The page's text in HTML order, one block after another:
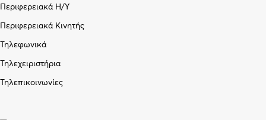
Περιφερειακά Η/Υ
Περιφερειακά Κινητής
Τηλεφωνικά
Τηλεχειριστήρια
Τηλεπικοινωνίες